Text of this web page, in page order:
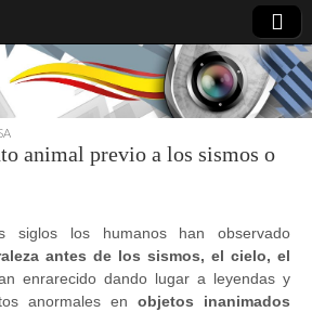
animal previo a los sismos o
siglos los humanos han observado
antes de los sismos, el cielo, el
enrarecido dando lugar a leyendas y
anormales en objetos inanimados